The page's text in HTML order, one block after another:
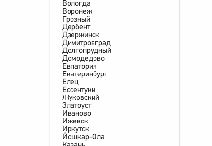
Вологда
Воронеж
Грозный
Дербент
Дзержинск
Димитровград
Долгопрудный
Домодедово
Евпатория
Екатеринбург
Елец
Ессентуки
Жуковский
Златоуст
Иваново
Ижевск
Иркутск
Йошкар-Ола